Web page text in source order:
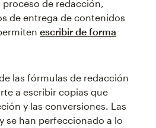
de redacción,
de entrega de contenidos
escribir de forma
las fórmulas de redacción
a escribir copias que
y las conversiones. Las
se han perfeccionado a lo